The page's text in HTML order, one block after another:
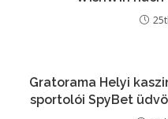
Gratorama Helyi
sportolói SpyBet